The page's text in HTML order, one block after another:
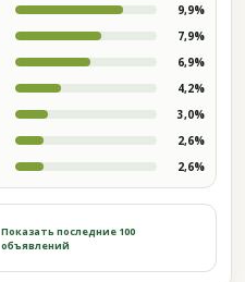
9,9%
7,9%
6,9%
4,2%
3,0%
2,6%
2,6%
Показать последние 100
объявлений